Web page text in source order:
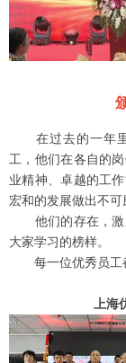
在过去的一年里
工，他们在各自的
业精神、卓越的工
宏和的发展做出不可
他们的存在，激
大家学习的榜样。
每一位优秀员工
上海